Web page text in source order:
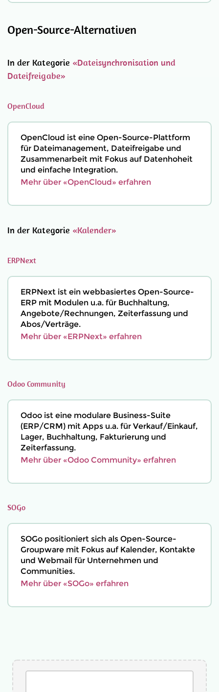
Open-Source-Alternativen
In der Kategorie «Dateisynchronisation und
Dateifreigabe»
OpenCloud
OpenCloud ist eine Open-Source-Plattform
für Dateimanagement, Dateifreigabe und
Zusammenarbeit mit Fokus auf Datenhoheit
und einfache Integration.
Mehr über «OpenCloud» erfahren
In der Kategorie «Kalender»
ERPNext
ERPNext ist ein webbasiertes Open-Source-
ERP mit Modulen u.a. für Buchhaltung,
Angebote/Rechnungen, Zeiterfassung und
Abos/Verträge.
Mehr über «ERPNext» erfahren
Odoo Community
Odoo ist eine modulare Business-Suite
(ERP/CRM) mit Apps u.a. für Verkauf/Einkauf,
Lager, Buchhaltung, Fakturierung und
Zeiterfassung.
Mehr über «Odoo Community» erfahren
SOGo
SOGo positioniert sich als Open-Source-
Groupware mit Fokus auf Kalender, Kontakte
und Webmail für Unternehmen und
Communities.
Mehr über «SOGo» erfahren